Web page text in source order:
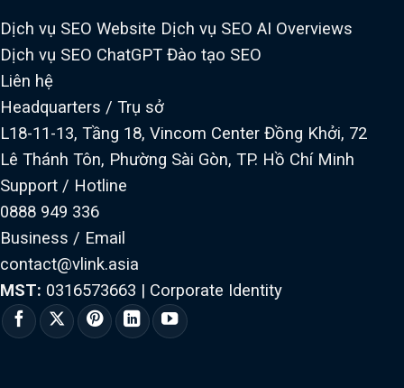
Dịch vụ SEO Website Dịch vụ SEO AI Overviews
Dịch vụ SEO ChatGPT Đào tạo SEO
Liên hệ
Headquarters / Trụ sở
L18-11-13, Tầng 18, Vincom Center Đồng Khởi, 72
Lê Thánh Tôn, Phường Sài Gòn, TP. Hồ Chí Minh
Support / Hotline
0888 949 336
Business / Email
contact@vlink.asia
MST: 0316573663 | Corporate Identity